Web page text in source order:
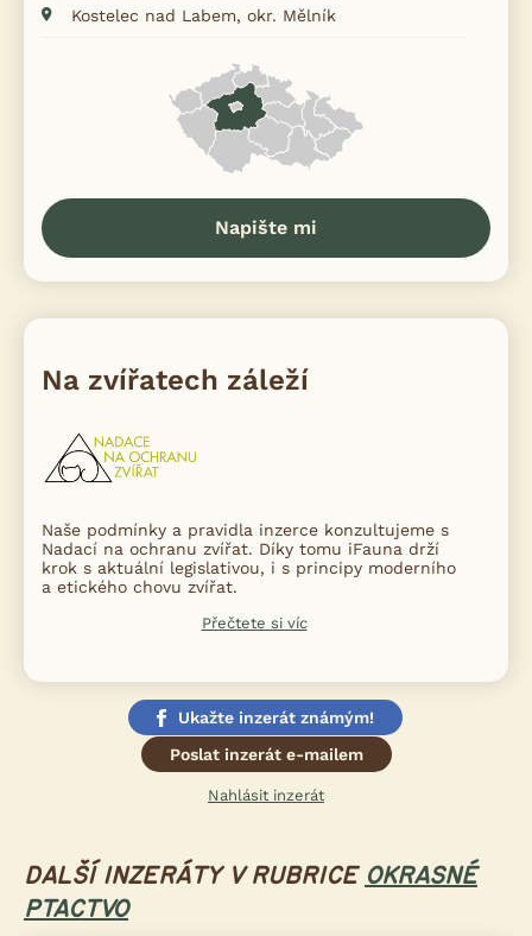
Kostelec nad Labem, okr. Mělník
Napište mi
Na zvířatech záleží
Naše podmínky a pravidla inzerce konzultujeme s
Nadací na ochranu zvířat. Díky tomu iFauna drží
krok s aktuální legislativou, i s principy moderního
a etického chovu zvířat.
Přečtete si víc
Ukažte inzerát známým!
Poslat inzerát e-mailem
Nahlásit inzerát
DALŠÍ INZERÁTY V RUBRICE OKRASNÉ
PTACTVO